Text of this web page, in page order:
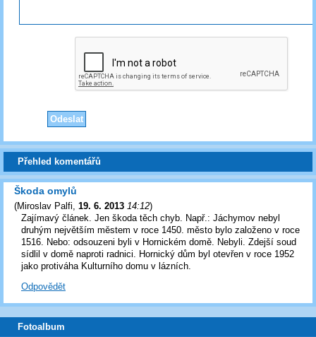
Přehled komentářů
Škoda omylů
(Miroslav Palfi 19. 6. 2013 14:12)
Zajímavý článek. Jen škoda těch chyb. Např.: Jáchymov nebyl
druhým největším městem v roce 1450. město bylo založeno v roce
1516. Nebo: odsouzeni byli v Hornickém domě. Nebyli. Zdejší soud
sídlil v domě naproti radnici. Hornický dům byl otevřen v roce 1952
jako protiváha Kulturního domu v lázních.
Odpovědět
Fotoalbum